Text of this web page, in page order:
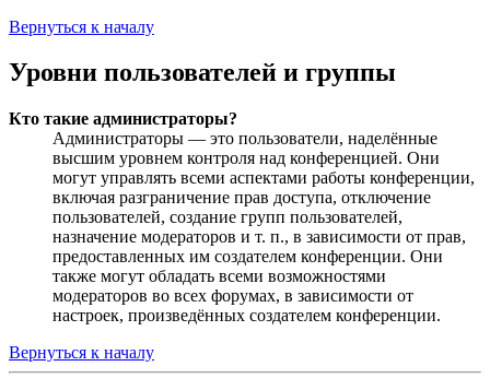
Вернуться к началу
Уровни пользователей и группы
Кто такие администраторы?
Администраторы — это пользователи, наделённые
высшим уровнем контроля над конференцией. Они
могут управлять всеми аспектами работы конференции,
включая разграничение прав доступа, отключение
пользователей, создание групп пользователей,
назначение модераторов и т. п., в зависимости от прав,
предоставленных им создателем конференции. Они
также могут обладать всеми возможностями
модераторов во всех форумах, в зависимости от
настроек, произведённых создателем конференции.
Вернуться к началу